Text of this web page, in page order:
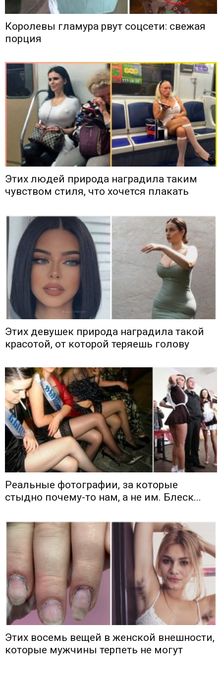
Королевы гламура рвут соцсети: свежая
порция
Этих людей природа наградила таким
чувством стиля, что хочется плакать
Этих девушек природа наградила такой
красотой, от которой теряешь голову
Реальные фотографии, за которые
стыдно почему-то нам, а не им. Блеск...
Этих восемь вещей в женской внешности,
которые мужчины терпеть не могут